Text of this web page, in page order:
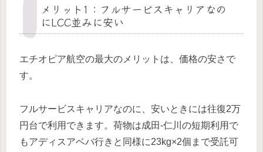
メリット1：フルサービスキャリアなの
にLCC並みに安い
エチオピア航空の最大のメリットは、価格の安さで
す。
フルサービスキャリアなのに、安いときには往復2万
円台で利用できます。荷物は成田‐仁川の短期利用で
もアディスアベバ行きと同様に23kg×2個まで受託可